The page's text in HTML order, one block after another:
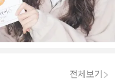
전체보기